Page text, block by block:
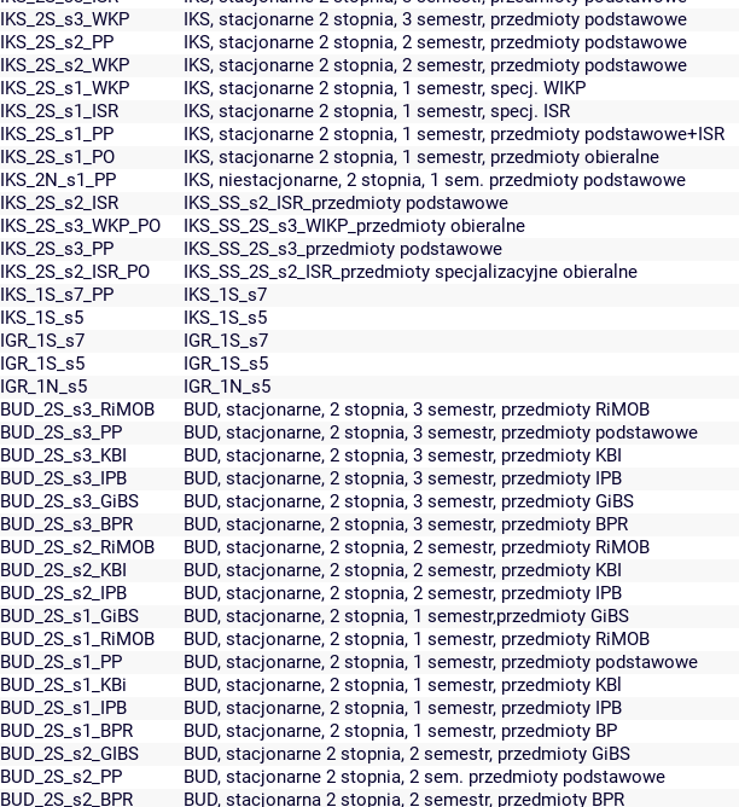
IKS_2S_s3_WKP
IKS, stacjonarne 2 stopnia, 3 semestr, przedmioty podstawowe
IKS_2S_s2_PP
IKS, stacjonarne 2 stopnia, 2 semestr, przedmioty podstawowe
IKS_2S_s2_WKP
IKS, stacjonarne 2 stopnia, 2 semestr, przedmioty podstawowe
IKS_2S_s1_WKP
IKS, stacjonarne 2 stopnia, 1 semestr, specj. WIKP
IKS_2S_s1_ISR
IKS, stacjonarne 2 stopnia, 1 semestr, specj. ISR
IKS_2S_s1_PP
IKS, stacjonarne 2 stopnia, 1 semestr, przedmioty podstawowe+ISR
IKS_2S_s1_PO
IKS, stacjonarne 2 stopnia, 1 semestr, przedmioty obieralne
IKS_2N_s1_PP
IKS, niestacjonarne, 2 stopnia, 1 sem. przedmioty podstawowe
IKS_2S_s2_ISR
IKS_SS_s2_ISR_przedmioty podstawowe
IKS_2S_s3_WKP_PO
IKS_SS_2S_s3_WIKP_przedmioty obieralne
IKS_2S_s3_PP
IKS_SS_2S_s3_przedmioty podstawowe
IKS_2S_s2_ISR_PO
IKS_SS_2S_s2_ISR_przedmioty specjalizacyjne obieralne
IKS_1S_s7_PP
IKS_1S_s7
IKS_1S_s5
IKS_1S_s5
IGR_1S_s7
IGR_1S_s7
IGR_1S_s5
IGR_1S_s5
IGR_1N_s5
IGR_1N_s5
BUD_2S_s3_RiMOB
BUD, stacjonarne, 2 stopnia, 3 semestr, przedmioty RiMOB
BUD_2S_s3_PP
BUD, stacjonarne, 2 stopnia, 3 semestr, przedmioty podstawowe
BUD_2S_s3_KBI
BUD, stacjonarne, 2 stopnia, 3 semestr, przedmioty KBI
BUD_2S_s3_IPB
BUD, stacjonarne, 2 stopnia, 3 semestr, przedmioty IPB
BUD_2S_s3_GiBS
BUD, stacjonarne, 2 stopnia, 3 semestr, przedmioty GiBS
BUD_2S_s3_BPR
BUD, stacjonarne, 2 stopnia, 3 semestr, przedmioty BPR
BUD_2S_s2_RiMOB
BUD, stacjonarne, 2 stopnia, 2 semestr, przedmioty RiMOB
BUD_2S_s2_KBI
BUD, stacjonarne, 2 stopnia, 2 semestr, przedmioty KBI
BUD_2S_s2_IPB
BUD, stacjonarne, 2 stopnia, 2 semestr, przedmioty IPB
BUD_2S_s1_GiBS
BUD, stacjonarne, 2 stopnia, 1 semestr,przedmioty GiBS
BUD_2S_s1_RiMOB
BUD, stacjonarne, 2 stopnia, 1 semestr, przedmioty RiMOB
BUD_2S_s1_PP
BUD, stacjonarne, 2 stopnia, 1 semestr, przedmioty podstawowe
BUD_2S_s1_KBi
BUD, stacjonarne, 2 stopnia, 1 semestr, przedmioty KBl
BUD_2S_s1_IPB
BUD, stacjonarne, 2 stopnia, 1 semestr, przedmioty IPB
BUD_2S_s1_BPR
BUD, stacjonarne, 2 stopnia, 1 semestr, przedmioty BP
BUD_2S_s2_GIBS
BUD, stacjonarne 2 stopnia, 2 semestr, przedmioty GiBS
BUD_2S_s2_PP
BUD, stacjonarne 2 stopnia, 2 sem. przedmioty podstawowe
BUD_2S_s2_BPR
BUD, stacjonarna 2 stopnia, 2 semestr, przedmioty BPR